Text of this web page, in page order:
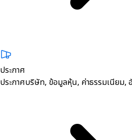
ประกาศ
ประกาศบริษัท, ข้อมูลหุ้น, ค่าธรรมเนียม,